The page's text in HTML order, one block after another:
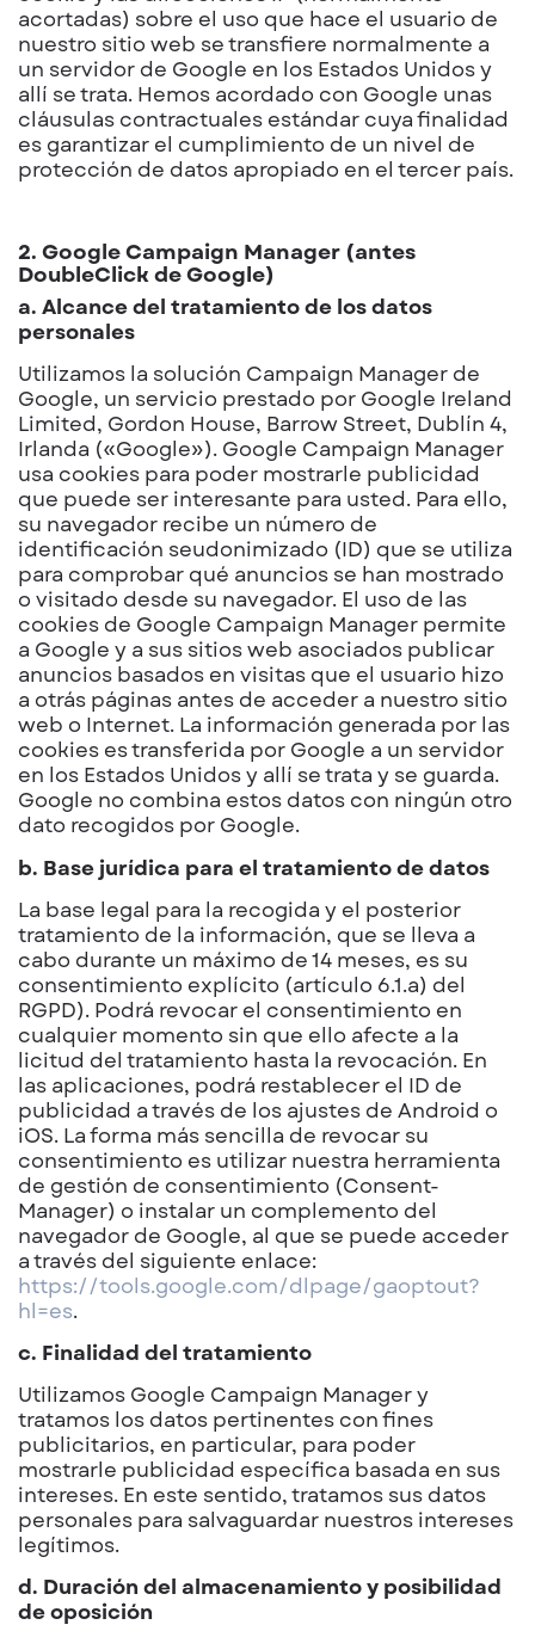
acortadas) sobre el uso que hace el usuario de
nuestro sitio web se transfiere normalmente a
un servidor de Google en los Estados Unidos y
allí se trata. Hemos acordado con Google unas
cláusulas contractuales estándar cuya finalidad
es garantizar el cumplimiento de un nivel de
protección de datos apropiado en el tercer país.
2. Google Campaign Manager (antes
DoubleClick de Google)
a. Alcance del tratamiento de los datos
personales
Utilizamos la solución Campaign Manager de
Google, un servicio prestado por Google Ireland
Limited, Gordon House, Barrow Street, Dublín 4,
Irlanda («Google»). Google Campaign Manager
usa cookies para poder mostrarle publicidad
que puede ser interesante para usted. Para ello,
su navegador recibe un número de
identificación seudonimizado (ID) que se utiliza
para comprobar qué anuncios se han mostrado
o visitado desde su navegador. El uso de las
cookies de Google Campaign Manager permite
a Google y a sus sitios web asociados publicar
anuncios basados en visitas que el usuario hizo
a otrás páginas antes de acceder a nuestro sitio
web o Internet. La información generada por las
cookies es transferida por Google a un servidor
en los Estados Unidos y allí se trata y se guarda.
Google no combina estos datos con ningún otro
dato recogidos por Google.
b. Base jurídica para el tratamiento de datos
La base legal para la recogida y el posterior
tratamiento de la información, que se lleva a
cabo durante un máximo de 14 meses, es su
consentimiento explícito (artículo 6.1.a) del
RGPD). Podrá revocar el consentimiento en
cualquier momento sin que ello afecte a la
licitud del tratamiento hasta la revocación. En
las aplicaciones, podrá restablecer el ID de
publicidad a través de los ajustes de Android o
iOS. La forma más sencilla de revocar su
consentimiento es utilizar nuestra herramienta
de gestión de consentimiento (Consent-
Manager) o instalar un complemento del
navegador de Google, al que se puede acceder
a través del siguiente enlace:
https://tools.google.com/dlpage/gaoptout?
hl=es.
c. Finalidad del tratamiento
Utilizamos Google Campaign Manager y
tratamos los datos pertinentes con fines
publicitarios, en particular, para poder
mostrarle publicidad específica basada en sus
intereses. En este sentido, tratamos sus datos
personales para salvaguardar nuestros intereses
legítimos.
d. Duración del almacenamiento y posibilidad
de oposición